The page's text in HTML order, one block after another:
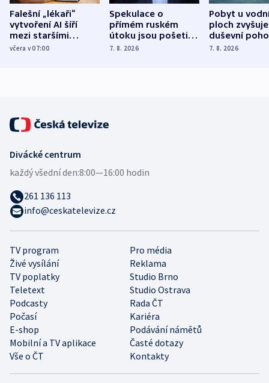
Falešní „lékaři“
vytvoření AI šíří
mezi staršími
Poláky nebezpečné
včera v 07:00
Spekulace o
přímém ruském
útoku jsou pošetilé,
míní estonský
7. 8. 2026
Pobyt u
ploch zvyšuje
duševní
ukázala
7. 8. 2026
TV program
Pro média
Živé vysílání
Reklama
TV poplatky
Studio Brno
Teletext
Studio Ostrava
Podcasty
Rada ČT
Počasí
Kariéra
E-shop
Podávání námětů
Mobilní a TV aplikace
Časté dotazy
Vše o ČT
Kontakty
Divácké centrum
každý všední den:8:00—16:00 hodin
261 136 113
info@ceskatelevize.cz